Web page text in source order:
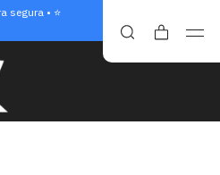
segura • ⭐